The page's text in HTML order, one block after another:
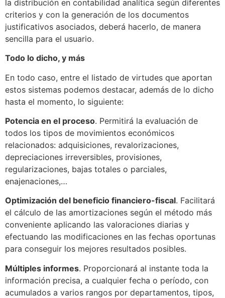
la distribución en contabilidad analítica según diferentes
criterios y con la generación de los documentos
justificativos asociados, deberá hacerlo, de manera
sencilla para el usuario.
Todo lo dicho, y más
En todo caso, entre el listado de virtudes que aportan
estos sistemas podemos destacar, además de lo dicho
hasta el momento, lo siguiente:
Potencia en el proceso. Permitirá la evaluación de
todos los tipos de movimientos económicos
relacionados: adquisiciones, revalorizaciones,
depreciaciones irreversibles, provisiones,
regularizaciones, bajas totales o parciales,
enajenaciones,…
Optimización del beneficio financiero-fiscal. Facilitará
el cálculo de las amortizaciones según el método más
conveniente aplicando las valoraciones diarias y
efectuando las modificaciones en las fechas oportunas
para conseguir los mejores resultados posibles.
Múltiples informes. Proporcionará al instante toda la
información precisa, a cualquier fecha o período, con
acumulados a varios rangos por departamentos, tipos,